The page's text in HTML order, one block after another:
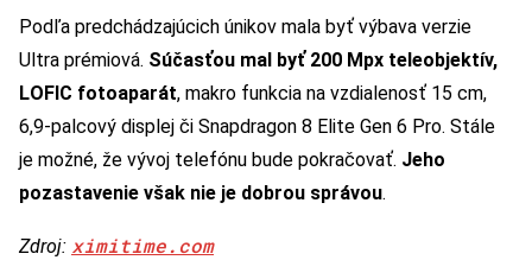
Podľa predchádzajúcich únikov mala byť výbava verzie
Ultra prémiová. Súčasťou mal byť 200 Mpx teleobjektív,
LOFIC fotoaparát, makro funkcia na vzdialenosť 15 cm,
6,9-palcový displej či Snapdragon 8 Elite Gen 6 Pro. Stále
je možné, že vývoj telefónu bude pokračovať. Jeho
pozastavenie však nie je dobrou správou.
Zdroj: ximitime.com